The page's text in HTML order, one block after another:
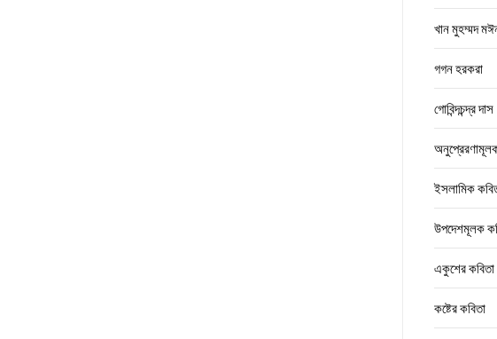
খান মুহম্মদ
গগন হরকরা
গোবিন্দচন্দ্র দাস
ইসলামিক
উপদেশমূলক
একুশের কবিতা
কষ্টের কবিতা